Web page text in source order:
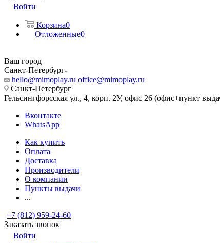
Войти
Корзина0
Отложенные0
Ваш город
Санкт-Петербург
hello@mimoplay.ru office@mimoplay.ru
Санкт-Петербург
Гельсингфорсская ул., 4, корп. 2У, офис 26 (офис+пункт
Вконтакте
WhatsApp
Как купить
Оплата
Доставка
Производители
О компании
Пункты выдачи
...
+7 (812) 959-24-60
Заказать звонок
Войти